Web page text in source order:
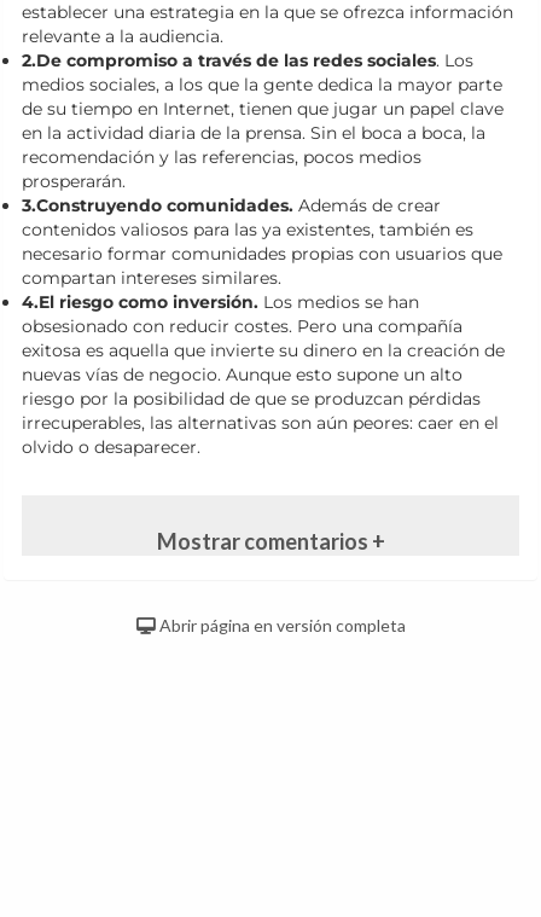
establecer una estrategia en la que se ofrezca información
relevante a la audiencia.
2.De compromiso a través de las redes sociales. Los
medios sociales, a los que la gente dedica la mayor parte
de su tiempo en Internet, tienen que jugar un papel clave
en la actividad diaria de la prensa. Sin el boca a boca, la
recomendación y las referencias, pocos medios
prosperarán.
3.Construyendo comunidades. Además de crear
contenidos valiosos para las ya existentes, también es
necesario formar comunidades propias con usuarios que
compartan intereses similares.
4.El riesgo como inversión. Los medios se han
obsesionado con reducir costes. Pero una compañía
exitosa es aquella que invierte su dinero en la creación de
nuevas vías de negocio. Aunque esto supone un alto
riesgo por la posibilidad de que se produzcan pérdidas
irrecuperables, las alternativas son aún peores: caer en el
olvido o desaparecer.
Mostrar comentarios +
Abrir página en versión completa